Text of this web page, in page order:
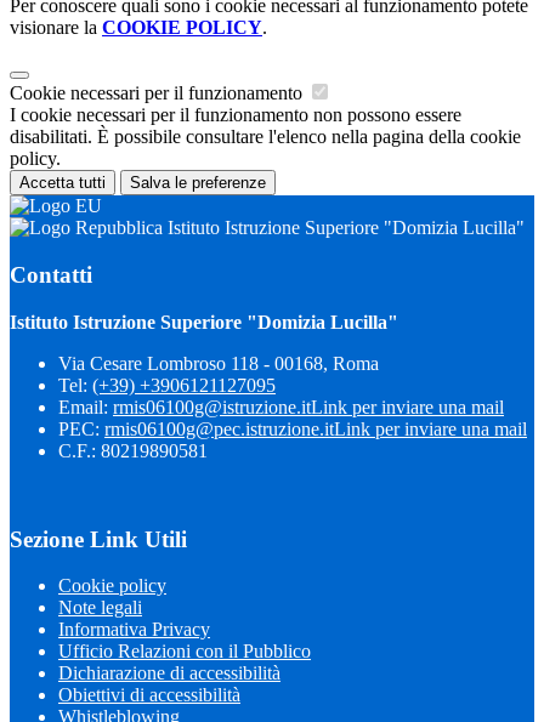
Per conoscere quali sono i cookie necessari al funzionamento potete
visionare la COOKIE POLICY.
Cookie necessari per il funzionamento
I cookie necessari per il funzionamento non possono essere
disabilitati. È possibile consultare l'elenco nella pagina della cookie
policy.
Accetta tutti Salva le preferenze
Istituto Istruzione Superiore "Domizia Lucilla"
Contatti
Istituto Istruzione Superiore "Domizia Lucilla"
Via Cesare Lombroso 118 - 00168, Roma
Tel: (+39) +3906121127095
Email: rmis06100g@istruzione.itLink per inviare una mail
PEC: rmis06100g@pec.istruzione.itLink per inviare una mail
C.F.: 80219890581
Sezione Link Utili
Cookie policy
Note legali
Informativa Privacy
Ufficio Relazioni con il Pubblico
Dichiarazione di accessibilità
Obiettivi di accessibilità
Whistleblowing